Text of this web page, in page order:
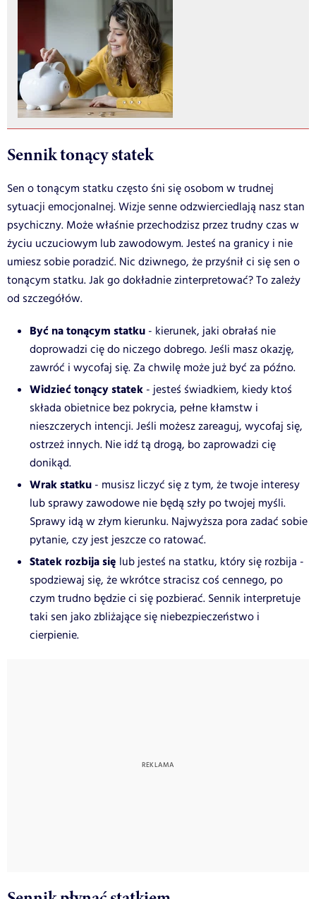
Sennik tonący statek
Sen o tonącym statku często śni się osobom w trudnej
sytuacji emocjonalnej. Wizje senne odzwierciedlają nasz stan
psychiczny. Może właśnie przechodzisz przez trudny czas w
życiu uczuciowym lub zawodowym. Jesteś na granicy i nie
umiesz sobie poradzić. Nic dziwnego, że przyśnił ci się sen o
tonącym statku. Jak go dokładnie zinterpretować? To zależy
od szczegółów.
Być na tonącym statku - kierunek, jaki obrałaś nie
doprowadzi cię do niczego dobrego. Jeśli masz okazję,
zawróć i wycofaj się. Za chwilę może już być za późno.
Widzieć tonący statek - jesteś świadkiem, kiedy ktoś
składa obietnice bez pokrycia, pełne kłamstw i
nieszczerych intencji. Jeśli możesz zareaguj, wycofaj się,
ostrzeż innych. Nie idź tą drogą, bo zaprowadzi cię
donikąd.
Wrak statku - musisz liczyć się z tym, że twoje interesy
lub sprawy zawodowe nie będą szły po twojej myśli.
Sprawy idą w złym kierunku. Najwyższa pora zadać sobie
pytanie, czy jest jeszcze co ratować.
Statek rozbija się lub jesteś na statku, który się rozbija -
spodziewaj się, że wkrótce stracisz coś cennego, po
czym trudno będzie ci się pozbierać. Sennik interpretuje
taki sen jako zbliżające się niebezpieczeństwo i
cierpienie.